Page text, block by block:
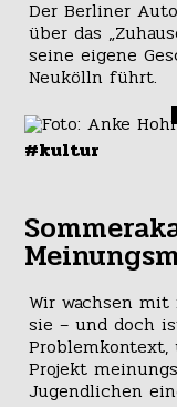
Der Berliner
über das
seine eigene
Neukölln führt.
#kultur
Wir wachsen
sie – und doch
Problemkontext,
Projekt
Jugendlichen